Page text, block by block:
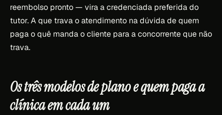
reembolso pronto — vira a credenciada preferida do
tutor. A que trava o atendimento na dúvida de quem
paga o quê manda o cliente para a concorrente que não
trava.
Os três modelos de plano e quem paga a
clínica em cada um